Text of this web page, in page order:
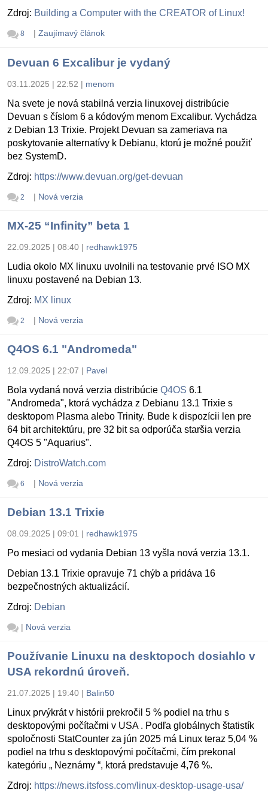
Zdroj: Building a Computer with the CREATOR of Linux!
8 | Zaujímavý článok
Devuan 6 Excalibur je vydaný
03.11.2025 | 22:52 | menom
Na svete je nová stabilná verzia linuxovej distribúcie
Devuan s číslom 6 a kódovým menom Excalibur. Vychádza
z Debian 13 Trixie. Projekt Devuan sa zameriava na
poskytovanie alternatívy k Debianu, ktorú je možné použiť
bez SystemD.
Zdroj: https://www.devuan.org/get-devuan
2 | Nová verzia
MX-25 “Infinity” beta 1
22.09.2025 | 08:40 | redhawk1975
Ludia okolo MX linuxu uvolnili na testovanie prvé ISO MX
linuxu postavené na Debian 13.
Zdroj: MX linux
2 | Nová verzia
Q4OS 6.1 "Andromeda"
12.09.2025 | 22:07 | Pavel
Bola vydaná nová verzia distribúcie Q4OS 6.1
"Andromeda", ktorá vychádza z Debianu 13.1 Trixie s
desktopom Plasma alebo Trinity. Bude k dispozícii len pre
64 bit architektúru, pre 32 bit sa odporúča staršia verzia
Q4OS 5 "Aquarius".
Zdroj: DistroWatch.com
6 | Nová verzia
Debian 13.1 Trixie
08.09.2025 | 09:01 | redhawk1975
Po mesiaci od vydania Debian 13 vyšla nová verzia 13.1.
Debian 13.1 Trixie opravuje 71 chýb a pridáva 16
bezpečnostných aktualizácií.
Zdroj: Debian
| Nová verzia
Používanie Linuxu na desktopoch dosiahlo v
USA rekordnú úroveň.
21.07.2025 | 19:40 | Balin50
Linux prvýkrát v histórii prekročil 5 % podiel na trhu s
desktopovými počítačmi v USA . Podľa globálnych štatistík
spoločnosti StatCounter za jún 2025 má Linux teraz 5,04 %
podiel na trhu s desktopovými počítačmi, čím prekonal
kategóriu „ Neznámy “, ktorá predstavuje 4,76 %.
Zdroj: https://news.itsfoss.com/linux-desktop-usage-usa/